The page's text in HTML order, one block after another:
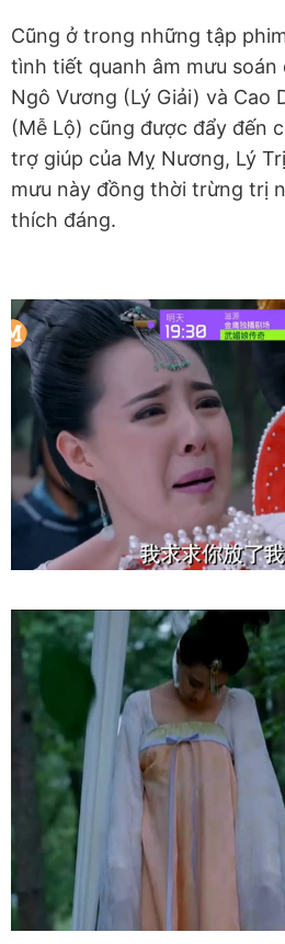
Cũng ở trong những tập
tình tiết quanh âm mưu soán
Ngô Vương (Lý Giải) và Cao
(Mễ Lộ) cũng được đẩy đến
trợ giúp của Mỵ Nương, Lý
mưu này đồng thời trừng trị
thích đáng.